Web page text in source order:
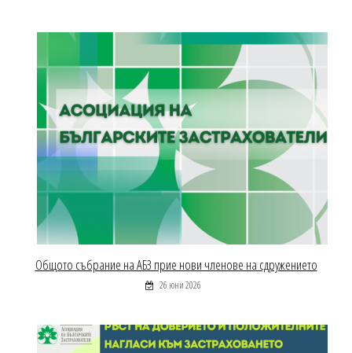
Общото събрание на АБЗ прие нови членове на сдружението
26 юни 2026